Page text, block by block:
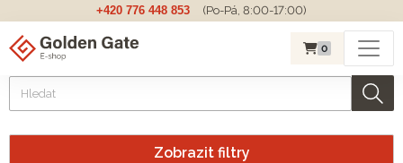
+420 776 448 853 (Po-Pá, 8:00-17:00)
0
Zobrazit filtry